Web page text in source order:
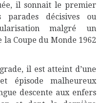
il sonnait le premier
décisives ou
malgré un
Coupe du Monde 1962
il est atteint d’une
épisode malheureux
descente aux enfers